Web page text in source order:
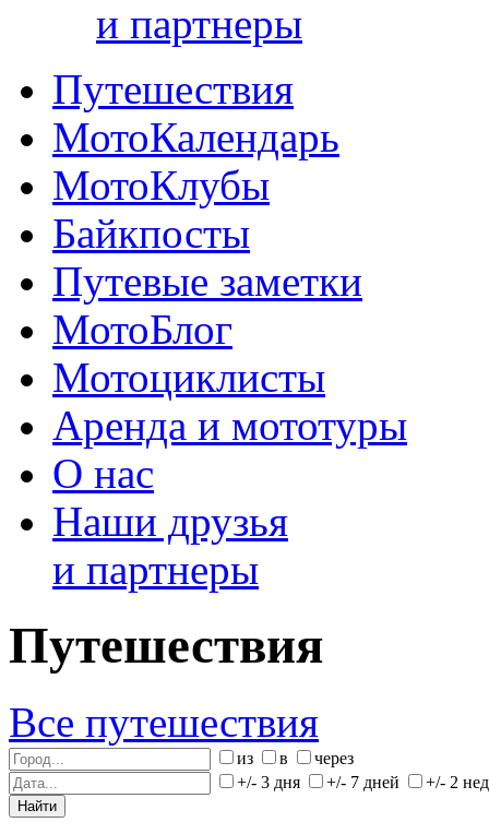
и партнеры
Путешествия
МотоКалендарь
МотоКлубы
Байкпосты
Путевые заметки
МотоБлог
Мотоциклисты
Аренда и мототуры
О нас
Наши друзья
и партнеры
Путешествия
Все путешествия
из в
через
+/- 3 дня
+/- 7 дней +/- 2